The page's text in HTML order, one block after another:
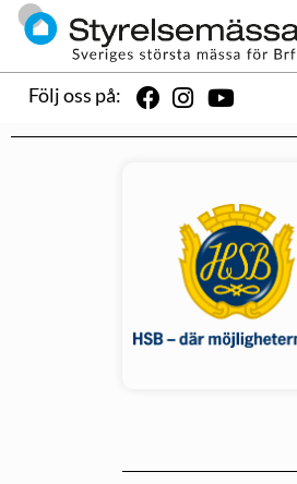
Följ oss på: